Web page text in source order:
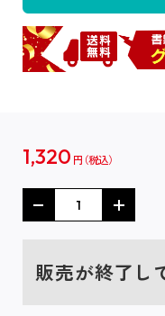
1,320 円
販売が終了し